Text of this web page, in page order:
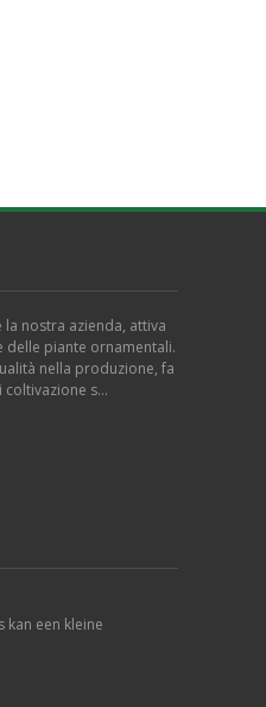
nostra azienda, attiva
delle piante ornamentali.
nella produzione, fa
coltivazione s…
kan een kleine